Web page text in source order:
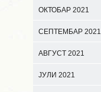
ОКТОБАР 2021
СЕПТЕМБАР 2021
АВГУСТ 2021
ЈУЛИ 2021